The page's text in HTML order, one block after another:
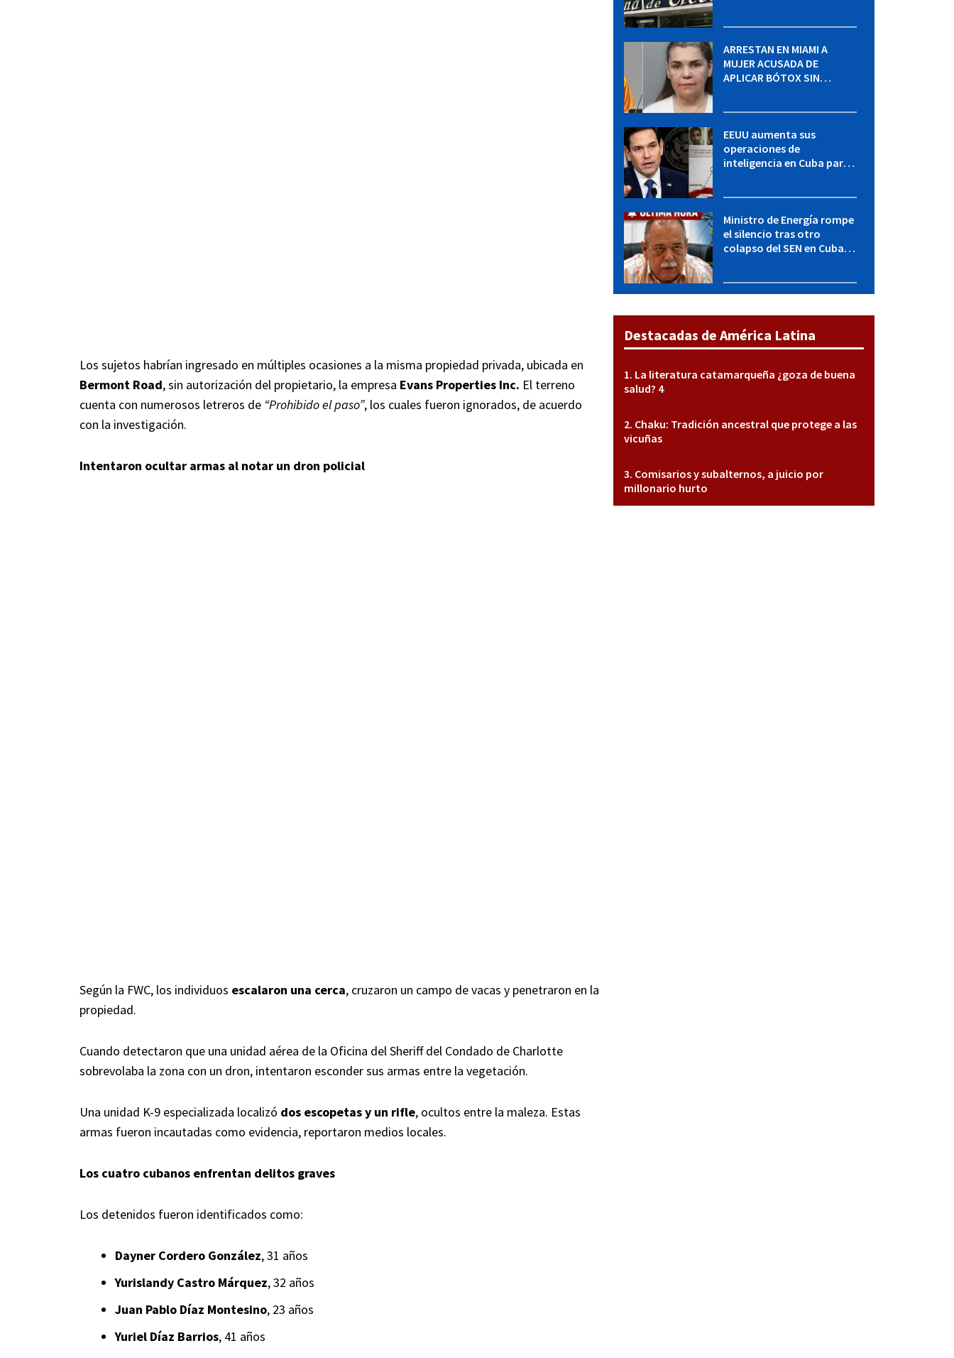
Los sujetos habrían ingresado en múltiples ocasiones a la misma propiedad privada, ubicada en
Bermont Road, sin autorización del propietario, la empresa Evans Properties Inc. El terreno
cuenta con numerosos letreros de “Prohibido el paso”, los cuales fueron ignorados, de acuerdo
con la investigación.
Intentaron ocultar armas al notar un dron policial
Según la FWC, los individuos escalaron una cerca, cruzaron un campo de vacas y penetraron en la
propiedad.
Cuando detectaron que una unidad aérea de la Oficina del Sheriff del Condado de Charlotte
sobrevolaba la zona con un dron, intentaron esconder sus armas entre la vegetación.
Una unidad K-9 especializada localizó dos escopetas y un rifle, ocultos entre la maleza. Estas
armas fueron incautadas como evidencia, reportaron medios locales.
Los cuatro cubanos enfrentan delitos graves
Los detenidos fueron identificados como:
Dayner Cordero González, 31 años
Yurislandy Castro Márquez, 32 años
Juan Pablo Díaz Montesino, 23 años
Yuriel Díaz Barrios, 41 años
ARRESTAN EN MIAMI A
MUJER ACUSADA DE
APLICAR BÓTOX SIN
EEUU aumenta sus
operaciones de
inteligencia en Cuba para
Ministro de Energía rompe
el silencio tras otro
colapso del SEN en Cuba:
Destacadas de América Latina
La literatura catamarqueña ¿goza de buena
salud? 4
Chaku: Tradición ancestral que protege a las
vicuñas
Comisarios y subalternos, a juicio por
millonario hurto